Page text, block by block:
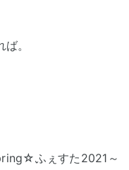
。
ふぇすた2021～